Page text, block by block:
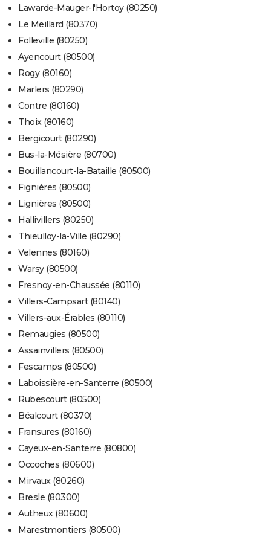
Lawarde-Mauger-l'Hortoy (80250)
Le Meillard (80370)
Folleville (80250)
Ayencourt (80500)
Rogy (80160)
Marlers (80290)
Contre (80160)
Thoix (80160)
Bergicourt (80290)
Bus-la-Mésière (80700)
Bouillancourt-la-Bataille (80500)
Fignières (80500)
Lignières (80500)
Hallivillers (80250)
Thieulloy-la-Ville (80290)
Velennes (80160)
Warsy (80500)
Fresnoy-en-Chaussée (80110)
Villers-Campsart (80140)
Villers-aux-Érables (80110)
Remaugies (80500)
Assainvillers (80500)
Fescamps (80500)
Laboissière-en-Santerre (80500)
Rubescourt (80500)
Béalcourt (80370)
Fransures (80160)
Cayeux-en-Santerre (80800)
Occoches (80600)
Mirvaux (80260)
Bresle (80300)
Autheux (80600)
Marestmontiers (80500)